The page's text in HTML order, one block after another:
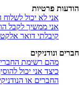
הודעות פרטיות
אני לא יכול
אני ממשיך לקבל
קיבלתי דואר
חברים ונודניקים
מהם רשימת
כיצד אני יכול
החברים או